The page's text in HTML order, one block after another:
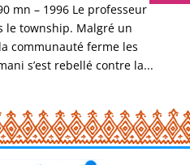
mn – 1996 Le professeur
le township. Malgré un
communauté ferme les
s’est rebellé contre la...